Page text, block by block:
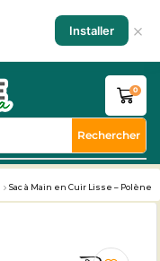
Rechercher
0
Sac à Main en Cuir Lisse – Polène
Installer ×